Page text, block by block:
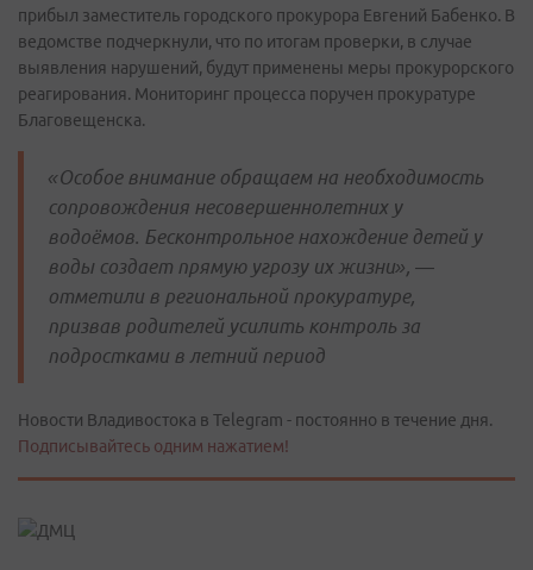
прибыл заместитель городского прокурора Евгений Бабенко. В
ведомстве подчеркнули, что по итогам проверки, в случае
выявления нарушений, будут применены меры прокурорского
реагирования. Мониторинг процесса поручен прокуратуре
Благовещенска.
«Особое внимание обращаем на необходимость
сопровождения несовершеннолетних у
водоёмов. Бесконтрольное нахождение детей у
воды создает прямую угрозу их жизни», —
отметили в региональной прокуратуре,
призвав родителей усилить контроль за
подростками в летний период
Новости Владивостока в Telegram - постоянно в течение дня.
Подписывайтесь одним нажатием!